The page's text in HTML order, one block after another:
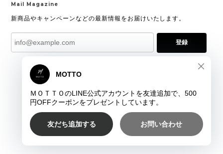
Mail Magazine
新商品やキャンペーンなどの最新情報をお届けいたします。
登録